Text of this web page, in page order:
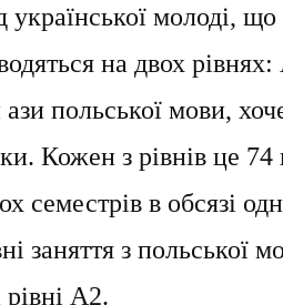
молоді, що
на двох
польської мови,
Кожен з рівнів це
семестрів в обсязі
заняття з польської
рівні А2.